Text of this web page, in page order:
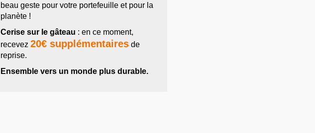
beau geste pour votre portefeuille et pour la
planète !
Cerise sur le gâteau : en ce moment,
recevez 20€ supplémentaires de
reprise.
Ensemble vers un monde plus durable.